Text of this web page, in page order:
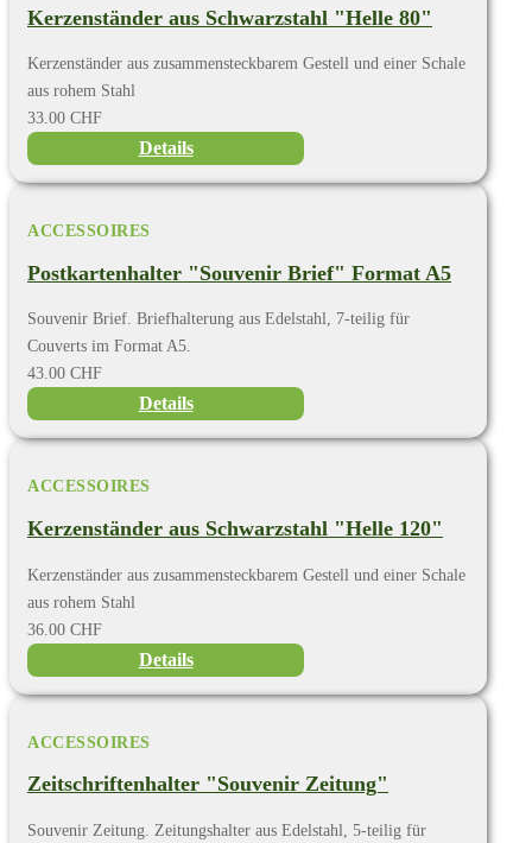
Kerzenständer aus Schwarzstahl "Helle 80"
Kerzenständer aus zusammensteckbarem Gestell und einer Schale
aus rohem Stahl
33.00 CHF
Details
ACCESSOIRES
Postkartenhalter "Souvenir Brief" Format A5
Souvenir Brief. Briefhalterung aus Edelstahl, 7-teilig für
Couverts im Format A5.
43.00 CHF
Details
ACCESSOIRES
Kerzenständer aus Schwarzstahl "Helle 120"
Kerzenständer aus zusammensteckbarem Gestell und einer Schale
aus rohem Stahl
36.00 CHF
Details
ACCESSOIRES
Zeitschriftenhalter "Souvenir Zeitung"
Souvenir Zeitung. Zeitungshalter aus Edelstahl, 5-teilig für